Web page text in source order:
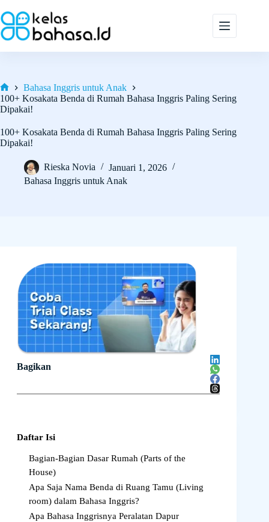
to
content
Home
Bahasa Inggris untuk Anak
100+ Kosakata Benda di Rumah Bahasa Inggris Paling Sering
Dipakai!
100+ Kosakata Benda di Rumah Bahasa Inggris Paling Sering
Dipakai!
Rieska Novia
Januari 1, 2026
Bahasa Inggris untuk Anak
Bagikan
Daftar Isi
Bagian-Bagian Dasar Rumah (Parts of the
House)
Apa Saja Nama Benda di Ruang Tamu (Living
room) dalam Bahasa Inggris?
Apa Bahasa Inggrisnya Peralatan Dapur